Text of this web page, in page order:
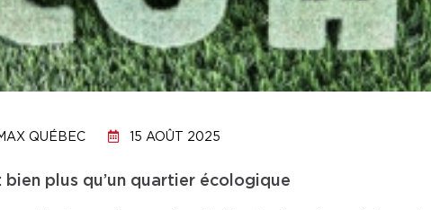
QUÉBEC 15 AOÛT 2025
plus qu’un quartier écologique